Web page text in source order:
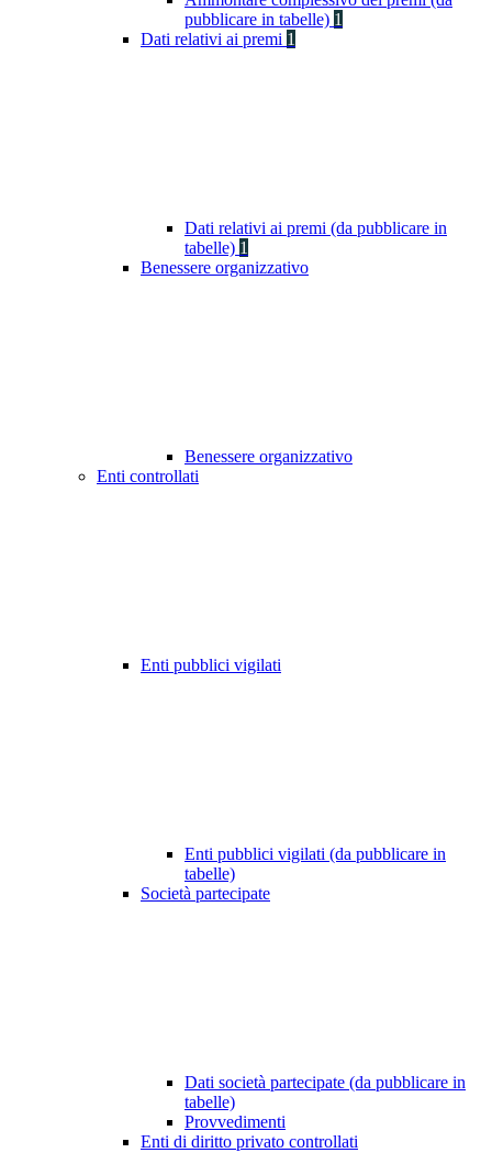
pubblicare in tabelle) 1
Dati relativi ai premi 1
Dati relativi ai premi (da pubblicare in
tabelle) 1
Benessere organizzativo
Benessere organizzativo
Enti controllati
Enti pubblici vigilati
Enti pubblici vigilati (da pubblicare in
tabelle)
Società partecipate
Dati società partecipate (da pubblicare in
tabelle)
Provvedimenti
Enti di diritto privato controllati